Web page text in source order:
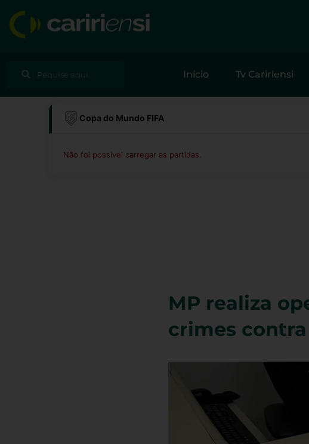
para
Pesquisar
Início Tv Caririensi
Copa do Mundo FIFA
Não foi possível carregar as partidas.
MP realiza
crimes